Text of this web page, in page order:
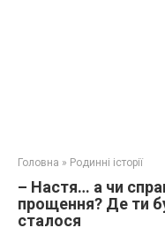
Головна » Родинні історії
– Настя… а чи
прощення? Де ти
сталося